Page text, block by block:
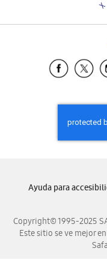
Copyright© 1995-2025
Este sitio se ve mejor
Ayuda para